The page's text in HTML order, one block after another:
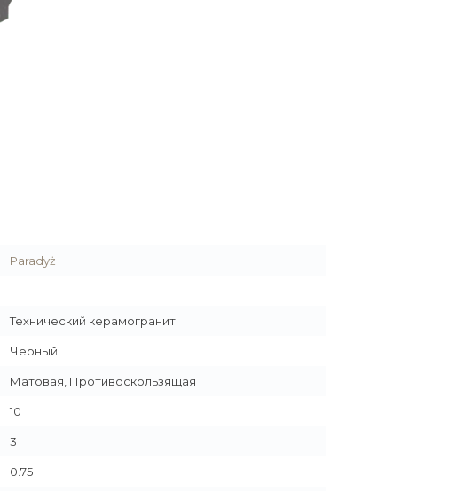
Paradyż
Технический керамогранит
Черный
Матовая, Противоскользящая
10
3
0.75